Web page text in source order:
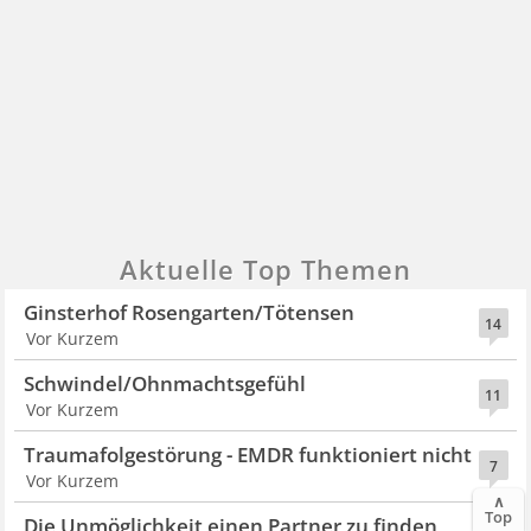
Aktuelle Top Themen
14
Ginsterhof Rosengarten/Tötensen
Vor Kurzem
11
Schwindel/Ohnmachtsgefühl
Vor Kurzem
7
Traumafolgestörung - EMDR funktioniert nicht
Vor Kurzem
∧
Top